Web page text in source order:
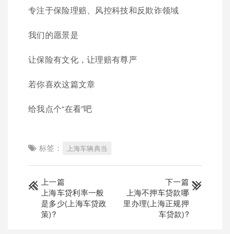
专注于保险理赔、风控科技和反欺诈领域
我们的愿景是
让保险有文化，让理赔有尊严
若你喜欢这篇文章
给我点个“在看”吧
标签： 上海车辆典当
上一篇
上海车贷利率一般
是多少(上海车贷政
策)?
下一篇
上海不押车贷款哪
里办理(上海正规押
车贷款)?